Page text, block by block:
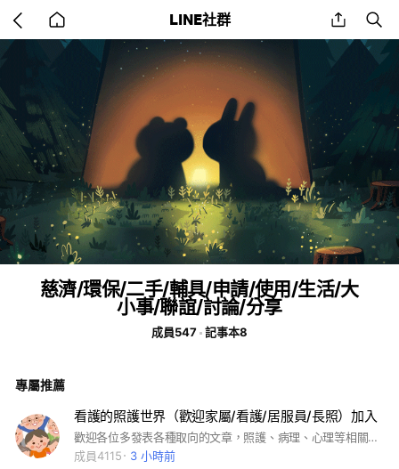
back
to
home
LINE社群 share
慈濟/環保/二手/輔具/申請/使用/生活/大
小事/聯誼/討論/分享
成員547 記事本8
專屬推薦
看護的照護世界（歡迎家屬/看護/居服員/長照）加入
歡迎各位多發表各種取向的文章，照護、病理、心理等相關，以及個人的專業反思心得或個案討論。（請注意倫理議題） 提醒本社團主要為看照護的專業的相互交流，如有找尋看護需求請私訊管理員相關的資料我們會盡力協助您！ 期待你們的分享與指教，十分感謝大家的體諒與包容！ #醫院看護 #居家看護 #巴氏量表 #臨時看護 #土城 #土城長庚醫院 #中山區 #馬偕醫院 #中和 #雙和醫院 #醫療 #長照 #身心靈 #看護派遣 #監院接案 #居家接案 #找看護 #找照服員 #找居服員 #照顧服務 #長期照 #外勞喘息#外勞空窗 #臨時照顧#陪伴就醫 #家事清潔 #長照職前課程 #長照積分課程 #在職課程 #教育訓練 #第二專長 #工作平台 #兼職工作
成員4115
3 小時前